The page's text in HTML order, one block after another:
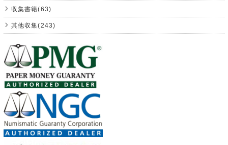
収集書籍(63)
其他収集(243)